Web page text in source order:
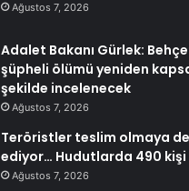
Ağustos 7, 2026
Adalet Bakanı Gürlek:
şüpheli ölümü yeniden
şekilde incelenecek
Ağustos 7, 2026
Teröristler teslim olmaya
ediyor… Hudutlarda 490 kişi
Ağustos 7, 2026